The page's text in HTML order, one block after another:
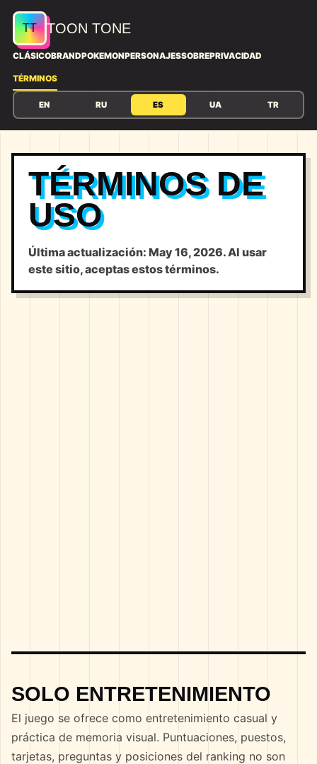
TOON TONE
CLÁSICOBRANDPOKEMONPERSONAJESSOBREPRIVACIDAD
TÉRMINOS
EN RU ES UA TR
TÉRMINOS DE
USO
Última actualización: May 16, 2026. Al usar
este sitio, aceptas estos términos.
SOLO ENTRETENIMIENTO
El juego se ofrece como entretenimiento casual y
práctica de memoria visual. Puntuaciones, puestos,
tarjetas, preguntas y posiciones del ranking no son